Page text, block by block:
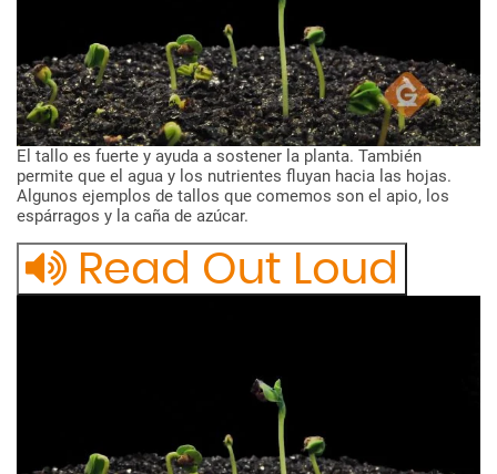
El tallo es fuerte y ayuda a sostener la planta. También
permite que el agua y los nutrientes fluyan hacia las hojas.
Algunos ejemplos de tallos que comemos son el apio, los
espárragos y la caña de azúcar.
Read Out Loud